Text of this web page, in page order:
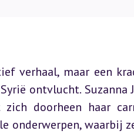
verhaal, maar een
ontvlucht. Suzanna
doorheen haar
waarbij